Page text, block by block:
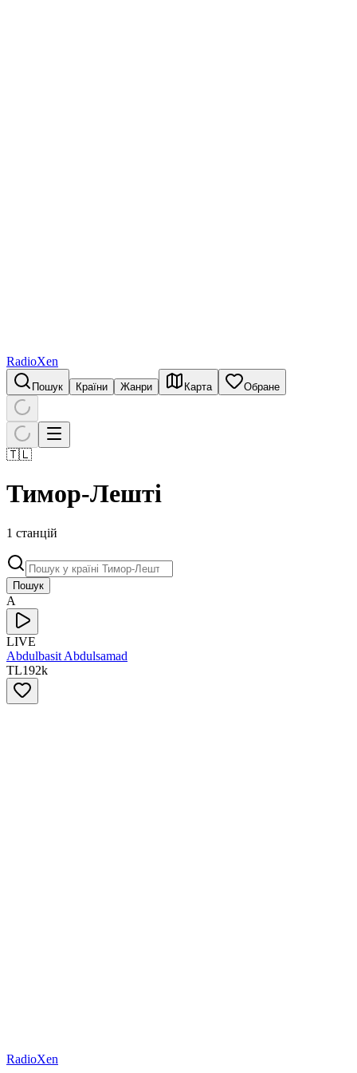
RadioXen
Пошук Країни Жанри Карта Обране
🇹🇱
Тимор-Лешті
1 станцій
Пошук
A
LIVE
Abdulbasit Abdulsamad
TL192k
RadioXen